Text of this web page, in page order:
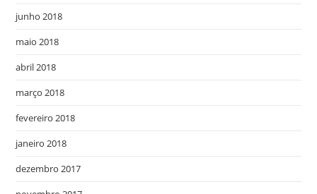
junho 2018
maio 2018
abril 2018
março 2018
fevereiro 2018
janeiro 2018
dezembro 2017